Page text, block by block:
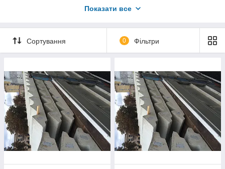
Сьогодні сучасні типові багатоповерхові будинки
Дотримання всіх необхідних умов при виготовленні сходових
маршів – це незамінний вимогапри виконанні робіт. В
роботі обов'язково використовуються машини з високим
технічним оснащенням, застосовуються якісні матеріали.
Завдяки дотриманню всіх необхідних вимог якісні сходові
марші володіють такими характеристиками:
висока міцність конструкції;
Показати все
Сортування 0 Фільтри